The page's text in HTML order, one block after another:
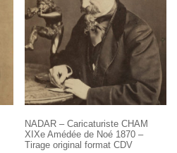
NADAR – Caricaturiste CHAM
XIXe Amédée de Noé 1870 –
Tirage original format CDV